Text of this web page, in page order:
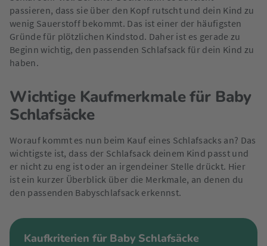
passieren, dass sie über den Kopf rutscht und dein Kind zu
wenig Sauerstoff bekommt. Das ist einer der häufigsten
Gründe für plötzlichen Kindstod. Daher ist es gerade zu
Beginn wichtig, den passenden Schlafsack für dein Kind zu
haben.
Wichtige Kaufmerkmale für Baby
Schlafsäcke
Worauf kommt es nun beim Kauf eines Schlafsacks an? Das
wichtigste ist, dass der Schlafsack deinem Kind passt und
er nicht zu eng ist oder an irgendeiner Stelle drückt. Hier
ist ein kurzer Überblick über die Merkmale, an denen du
den passenden Babyschlafsack erkennst.
Kaufkriterien für Baby Schlafsäcke